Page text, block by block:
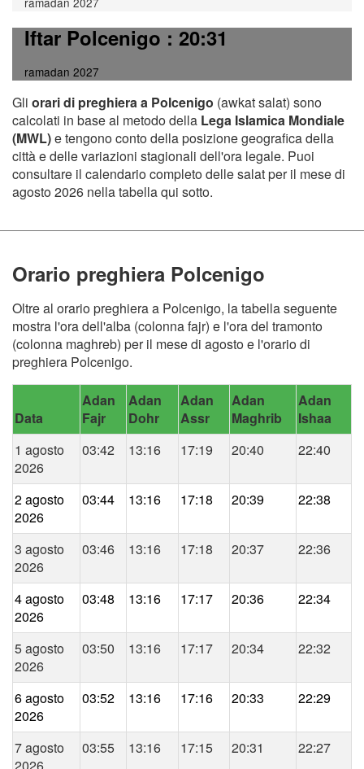
Iftar Polcenigo: 20:31
ramadan 2027
Gli orari di preghiera a Polcenigo (awkat salat) sono
calcolati in base al metodo della Lega Islamica Mondiale
(MWL)e tengono conto della posizione geografica della
città e delle variazioni stagionali dell'ora legale. Puoi
consultare il calendario completo delle salat per il mese di
agosto 2026 nella tabella qui sotto.
Orario preghiera Polcenigo
Oltre al orario preghiera a Polcenigo, la tabella seguente
mostra l'ora dell'alba (colonna fajr) e l'ora del tramonto
(colonna maghreb) per il mese di agosto e l'orario di
preghiera Polcenigo.
Data
Adan
Fajr
Adan
Dohr
Adan
Assr
Adan
Maghrib
Adan
Ishaa
1 agosto
2026
03:42 13:16 17:19 20:40 22:40
2 agosto
2026
03:44 13:16 17:18 20:39 22:38
3 agosto
2026
03:46 13:16 17:18 20:37 22:36
4 agosto
2026
03:48 13:16 17:17 20:36 22:34
5 agosto
2026
03:50 13:16 17:17 20:34 22:32
6 agosto
2026
03:52 13:16 17:16 20:33 22:29
7 agosto
03:55 13:16 17:15 20:31 22:27